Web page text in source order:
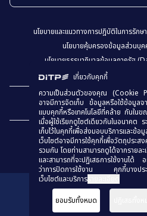
เกี่ยวกับคุกกี้
ความเป็นส่วนตัวของคุณ (Cookie
อาจมีการจัดเก็บ ข้อมูลหรือใช้ข้อมูลจ
แบบคุกกี้หรือเทคโนโลยีที่คล้าย กันในข
เมื่อผู้ใช้เรียกดูไซต์เดียวกันในอนาคต
เก็บไว้ในคุกกี้เพื่อส่งมอบบริการแล
เว็บไซต์อาจมีการใช้คุกกี้เพื่อวัตถุประ
รวมกัน โดยท่านสามารถดูได้จากรายล
และสามารถที่จะปฏิเสธการใช้งานไ
ว่าการปิดการใช้งาน คุกกี้บางประ
เว็บไซต์และบริการ
ยอมรับทั้งหมด
นโยบายเเละเเนวทางการปฎิบัติในการรั
นโยบายคุ้มครองข้อมูลส่วนบุ
นโยบายธรรมาภิบาลข้อมูลภาครัฐ
นโยบายเว็บไซต์ (Website Policy)
กา
เเผงผังเว็
สงวนลิขสิทธิ์© 2023กรมส่งเส